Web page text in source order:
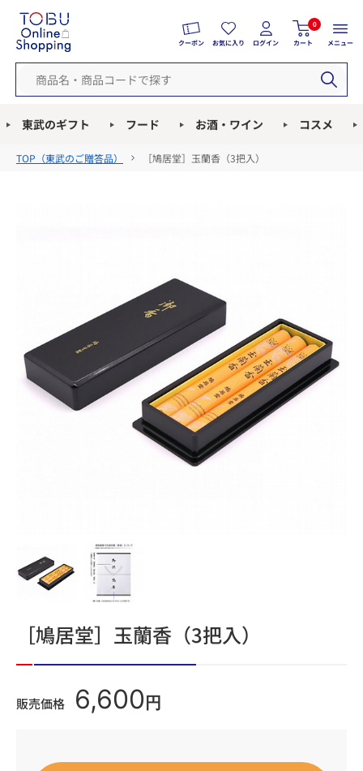
クーポン お気に入り ログイン
0
カート メニュー
東武のギフト フード お酒・ワイン コスメ
TOP（東武のご贈答品） ［鳩居堂］玉蘭香（3把入）
［鳩居堂］玉蘭香（3把入）
販売価格 6,600 円